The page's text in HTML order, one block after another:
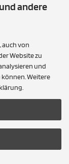
andere
auch von
Website zu
und
Weitere